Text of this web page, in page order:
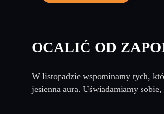
OCALIĆ OD
W listopadzie wspominamy tych,
jesienna aura. Uświadamiamy